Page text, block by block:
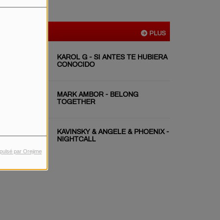
par Orejime
PLUS
KAROL G - SI ANTES TE HUBIERA
CONOCIDO
MARK AMBOR - BELONG
TOGETHER
KAVINSKY & ANGELE & PHOENIX -
NIGHTCALL